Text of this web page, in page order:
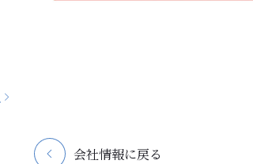
会社情報に戻る